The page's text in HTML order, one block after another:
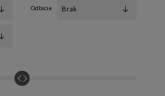
Odbicie